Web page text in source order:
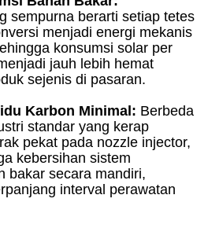
sempurna berarti setiap tetes
menjadi energi mekanis
konsumsi solar per
jauh lebih hemat
sejenis di pasaran.
Karbon Minimal: Berbeda
standar yang kerap
pekat pada nozzle injector,
kebersihan sistem
bakar secara mandiri,
interval perawatan